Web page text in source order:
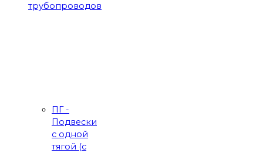
трубопроводов
ПГ -
Подвески
с одной
тягой (с